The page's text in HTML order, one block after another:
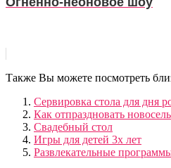
Также Вы можете посмотреть
Сервировка стола для дня
Как отпраздновать
Свадебный стол
Игры для детей 3х лет
Развлекательные